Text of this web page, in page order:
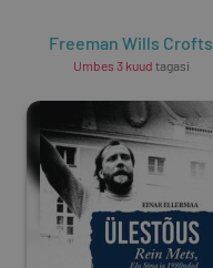
Freeman Wills Crofts
Umbes 3 kuud tagasi